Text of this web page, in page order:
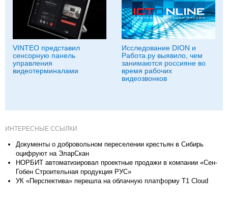
VINTEO представил
сенсорную панель
управления
видеотерминалами
Иccледование DION и
Работа.ру выявило, чем
занимаются россияне во
время рабочих
видеозвонков
ИНТЕРЕСНЫЕ ССЫЛКИ
Документы о добровольном переселении крестьян в Сибирь
оцифруют на ЭларСкан
НОРБИТ автоматизировал проектные продажи в компании «Сен-
Гобен Строительная продукция РУС»
УК «Перспектива» перешла на облачную платформу T1 Cloud